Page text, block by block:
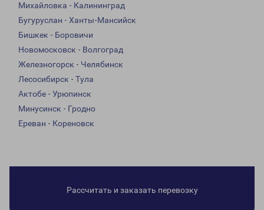
Михайловка - Калининград
Бугуруслан - Ханты-Мансийск
Бишкек - Боровичи
Новомосковск - Волгоград
Железногорск - Челябинск
Лесосибирск - Тула
Актобе - Урюпинск
Минусинск - Гродно
Ереван - Кореновск
Рассчитать и заказать перевозку